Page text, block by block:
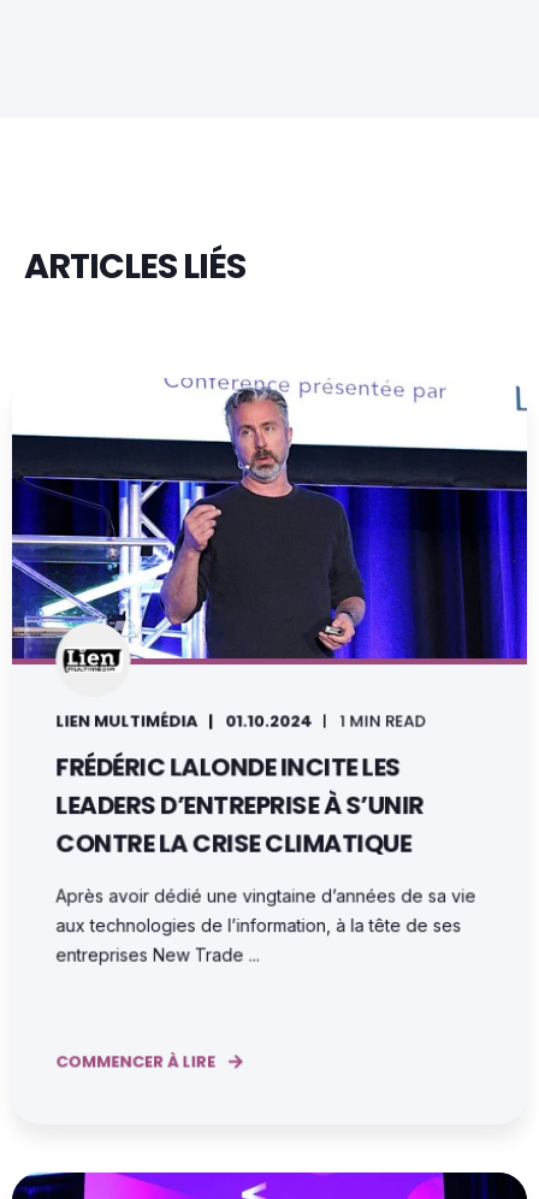
ARTICLES LIÉS
LIEN MULTIMÉDIA 01.10.2024 1 MIN READ
FRÉDÉRIC LALONDE INCITE LES
LEADERS D’ENTREPRISE À S’UNIR
CONTRE LA CRISE CLIMATIQUE
Après avoir dédié une vingtaine d’années de sa vie
aux technologies de l’information, à la tête de ses
entreprises New Trade ...
COMMENCER À LIRE